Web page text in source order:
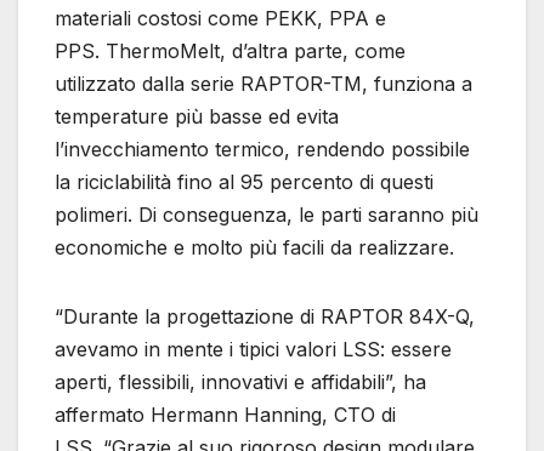
materiali costosi come PEKK, PPA e
PPS. ThermoMelt, d’altra parte, come
utilizzato dalla serie RAPTOR-TM, funziona a
temperature più basse ed evita
l’invecchiamento termico, rendendo possibile
la riciclabilità fino al 95 percento di questi
polimeri. Di conseguenza, le parti saranno più
economiche e molto più facili da realizzare.
“Durante la progettazione di RAPTOR 84X-Q,
avevamo in mente i tipici valori LSS: essere
aperti, flessibili, innovativi e affidabili”, ha
affermato Hermann Hanning, CTO di